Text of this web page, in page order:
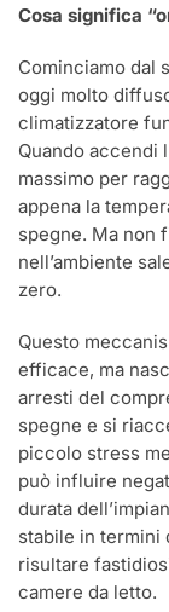
Cosa significa
Cominciamo dal
oggi molto
climatizzatore
Quando accendi
massimo per
appena la
spegne. Ma non
nell’ambiente
zero.
Questo
efficace, ma
arresti del
spegne e si
piccolo stress
può influire
durata
stabile in termini
risultare
camere da letto.